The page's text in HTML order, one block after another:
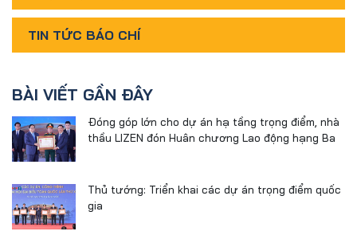
TIN TỨC BÁO CHÍ
BÀI VIẾT GẦN ĐÂY
Đóng góp lớn cho dự án hạ tầng trọng điểm, nhà
thầu LIZEN đón Huân chương Lao động hạng Ba
Thủ tướng: Triển khai các dự án trọng điểm quốc
gia